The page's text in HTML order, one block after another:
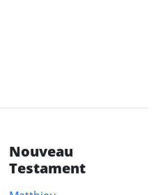
Nouveau
Testament